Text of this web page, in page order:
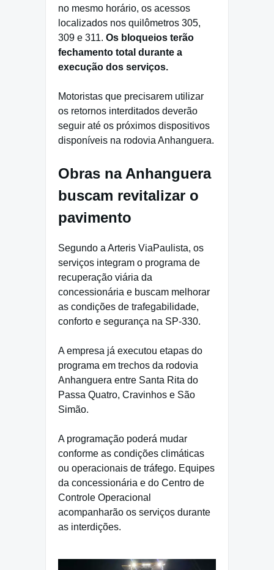
no mesmo horário, os acessos
localizados nos quilômetros 305,
309 e 311. Os bloqueios terão
fechamento total durante a
execução dos serviços.
Motoristas que precisarem utilizar
os retornos interditados deverão
seguir até os próximos dispositivos
disponíveis na rodovia Anhanguera.
Obras na Anhanguera
buscam revitalizar o
pavimento
Segundo a Arteris ViaPaulista, os
serviços integram o programa de
recuperação viária da
concessionária e buscam melhorar
as condições de trafegabilidade,
conforto e segurança na SP-330.
A empresa já executou etapas do
programa em trechos da rodovia
Anhanguera entre Santa Rita do
Passa Quatro, Cravinhos e São
Simão.
A programação poderá mudar
conforme as condições climáticas
ou operacionais de tráfego. Equipes
da concessionária e do Centro de
Controle Operacional
acompanharão os serviços durante
as interdições.